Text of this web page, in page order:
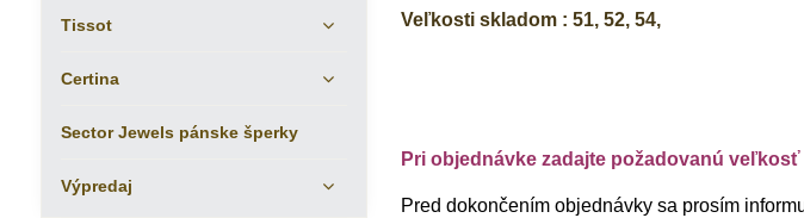
Veľkosti skladom : 51, 52, 54,
Pri objednávke zadajte požadovanú
Pred dokončením objednávky sa prosím
Tissot
Certina
Sector Jewels pánske šperky
Výpredaj